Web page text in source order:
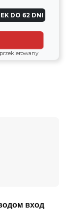
DO 62 DNI
вход